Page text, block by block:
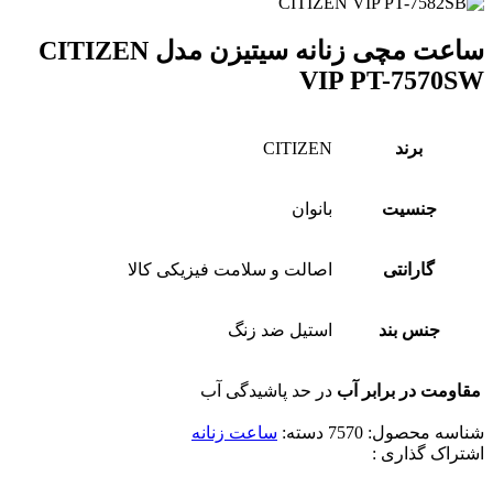
ساعت مچی زنانه سیتیزن مدل CITIZEN
VIP PT-7570SW
برند CITIZEN
جنسیت بانوان
گارانتی اصالت و سلامت فیزیکی کالا
جنس بند استیل ضد زنگ
مقاومت در برابر آب در حد پاشیدگی آب
شناسه محصول: 7570 دسته: ساعت زنانه
اشتراک گذاری :